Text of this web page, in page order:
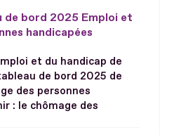
de bord 2025 Emploi et
handicapées
et du handicap de
de bord 2025 de
des personnes
: le chômage des